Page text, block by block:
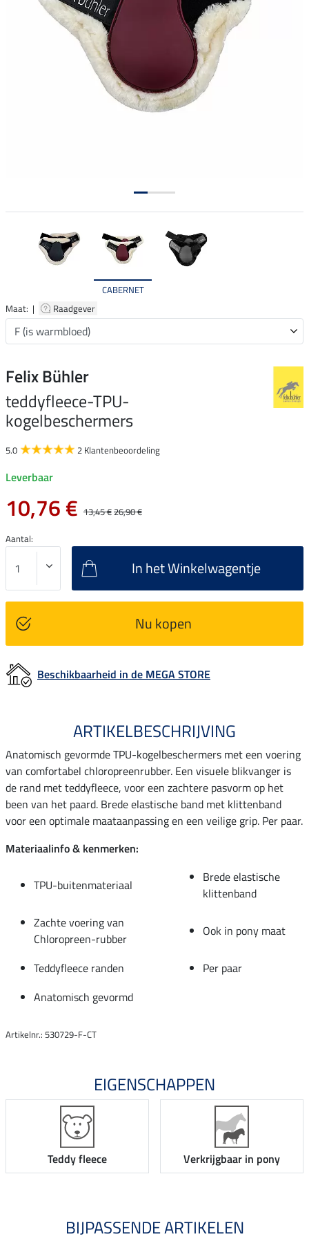
CABERNET
Maat: |
Raadgever
Felix Bühler
teddyfleece-TPU-
kogelbeschermers
5.0 2 Klantenbeoordeling
Leverbaar
10,76 € 13,45 €26,90 €
Aantal:
In het Winkelwagentje
Nu kopen
Beschikbaarheid in de MEGA STORE
ARTIKELBESCHRIJVING
Anatomisch gevormde TPU-kogelbeschermers met een voering
van comfortabel chloropreenrubber. Een visuele blikvanger is
de rand met teddyfleece, voor een zachtere pasvorm op het
been van het paard. Brede elastische band met klittenband
voor een optimale maataanpassing en een veilige grip. Per paar.
Materiaalinfo & kenmerken:
TPU-buitenmateriaal
Brede elastische
klittenband
Zachte voering van
Chloropreen-rubber
Ook in pony maat
Teddyfleece randen
Per paar
Anatomisch gevormd
Artikelnr.: 530729-F-CT
EIGENSCHAPPEN
Teddy fleece Verkrijgbaar in pony
BIJPASSENDE ARTIKELEN